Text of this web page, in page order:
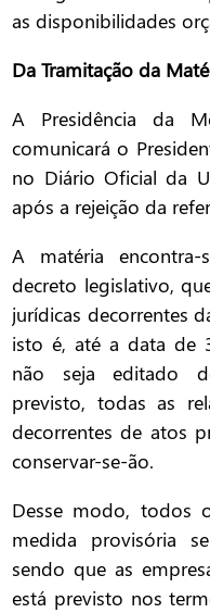
as disponibilidades
Da Tramitação da
A Presidência da
comunicará o
no Diário Oficial da
após a rejeição da
A matéria
decreto legislativo,
jurídicas decorrentes
isto é, até a data de
não seja editado
previsto, todas as
decorrentes de atos
conservar-se-ão.
Desse modo, todos
medida provisória
sendo que as
está previsto nos